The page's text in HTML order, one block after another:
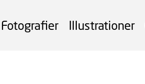
Fotografier Illustrationer